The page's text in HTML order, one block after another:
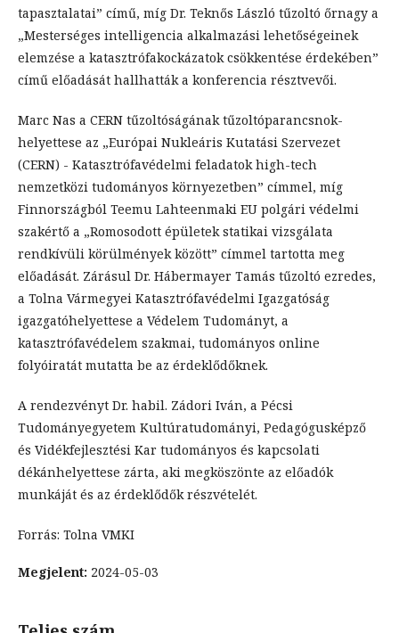
tapasztalatai” című, míg Dr. Teknős László tűzoltó őrnagy a
„Mesterséges intelligencia alkalmazási lehetőségeinek
elemzése a katasztrófakockázatok csökkentése érdekében”
című előadását hallhatták a konferencia résztvevői.
Marc Nas a CERN tűzoltóságának tűzoltóparancsnok-
helyettese az „Európai Nukleáris Kutatási Szervezet
(CERN) - Katasztrófavédelmi feladatok high-tech
nemzetközi tudományos környezetben” címmel, míg
Finnországból Teemu Lahteenmaki EU polgári védelmi
szakértő a „Romosodott épületek statikai vizsgálata
rendkívüli körülmények között” címmel tartotta meg
előadását. Zárásul Dr. Hábermayer Tamás tűzoltó ezredes,
a Tolna Vármegyei Katasztrófavédelmi Igazgatóság
igazgatóhelyettese a Védelem Tudományt, a
katasztrófavédelem szakmai, tudományos online
folyóiratát mutatta be az érdeklődőknek.
A rendezvényt Dr. habil. Zádori Iván, a Pécsi
Tudományegyetem Kultúratudományi, Pedagógusképző
és Vidékfejlesztési Kar tudományos és kapcsolati
dékánhelyettese zárta, aki megköszönte az előadók
munkáját és az érdeklődők részvételét.
Forrás: Tolna VMKI
Megjelent: 2024-05-03